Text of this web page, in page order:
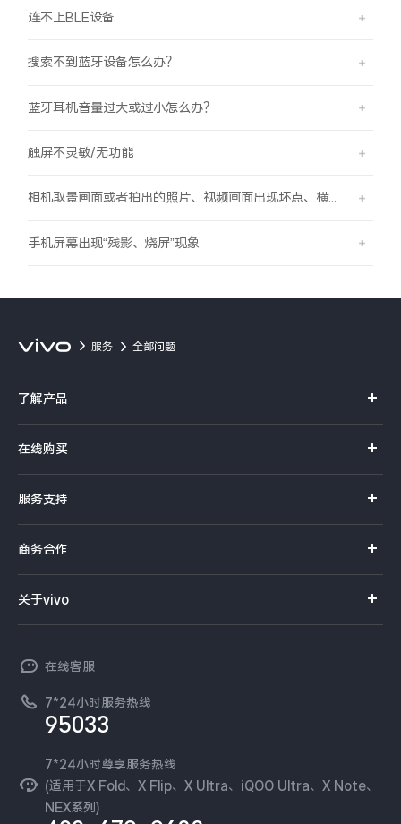
连不上BLE设备
搜索不到蓝牙设备怎么办？
蓝牙耳机音量过大或过小怎么办？
触屏不灵敏/无功能
相机取景画面或者拍出的照片、视频画面出现坏点、横线、竖线的现象
手机屏幕出现“残影、烧屏”现象
服务 全部问题
了解产品
Y系列
iQOO手机
NEX系列
在线购买
选购配件
订单查询
服务支持
查找手机
环保回收
安全公告
服务隐私政策
商务合作
vivo 企业业务
廉正合规
国补营业执照
无线电发射设备销售备案
关于vivo
工作机会
新闻资讯
可持续发展
在线客服
7*24小时服务热线
95033
7*24小时尊享服务热线
(适用于X Fold、X Flip、X Ultra、iQOO Ultra、X Note、
NEX系列)